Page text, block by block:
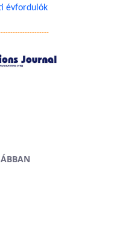
évfordulók